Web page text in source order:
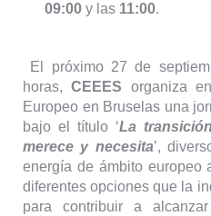
09:00 y las 11:00.
El próximo 27 de
horas,CEEES organiza
Europeo en Bruselas una
bajo el título ‘La
merece y necesita’,
energía de ámbito europeo
diferentes opciones que la
para contribuir a